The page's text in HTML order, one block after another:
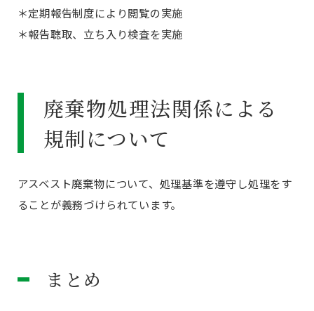
＊定期報告制度により閲覧の実施
＊報告聴取、立ち入り検査を実施
廃棄物処理法関係による
規制について
アスベスト廃棄物について、処理基準を遵守し処理をす
ることが義務づけられています。
まとめ